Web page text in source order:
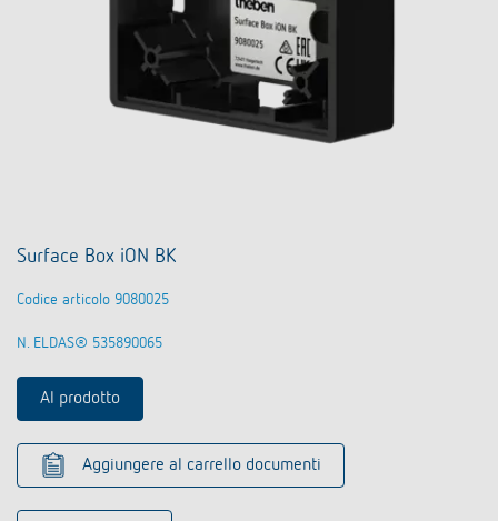
Surface Box iON BK
Codice articolo 9080025
N. ELDAS® 535890065
Al prodotto
Aggiungere al carrello documenti